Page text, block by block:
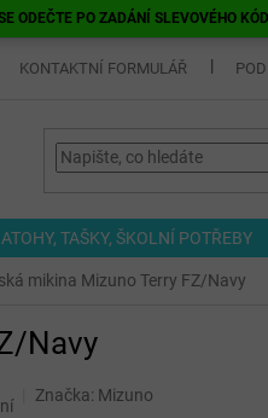
ODEČTE PO ZADÁNÍ SLEVOVÉHO
KONTAKTNÍ FORMULÁŘ
TAŠKY, ŠKOLNÍ POTŘEBY
mikina Mizuno Terry FZ/Navy
Navy
Značka: Mizuno